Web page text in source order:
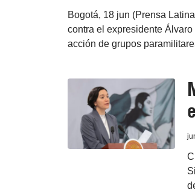
Bogotá, 18 jun (Prensa
contra el expresidente
acción de grupos